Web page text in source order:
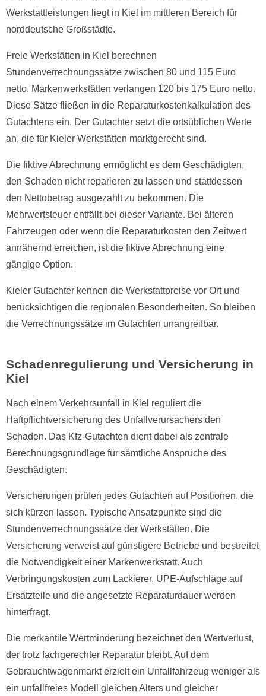
Werkstattleistungen liegt in Kiel im mittleren Bereich für
norddeutsche Großstädte.
Freie Werkstätten in Kiel berechnen
Stundenverrechnungssätze zwischen 80 und 115 Euro
netto. Markenwerkstätten verlangen 120 bis 175 Euro netto.
Diese Sätze fließen in die Reparaturkostenkalkulation des
Gutachtens ein. Der Gutachter setzt die ortsüblichen Werte
an, die für Kieler Werkstätten marktgerecht sind.
Die fiktive Abrechnung ermöglicht es dem Geschädigten,
den Schaden nicht reparieren zu lassen und stattdessen
den Nettobetrag ausgezahlt zu bekommen. Die
Mehrwertsteuer entfällt bei dieser Variante. Bei älteren
Fahrzeugen oder wenn die Reparaturkosten den Zeitwert
annähernd erreichen, ist die fiktive Abrechnung eine
gängige Option.
Kieler Gutachter kennen die Werkstattpreise vor Ort und
berücksichtigen die regionalen Besonderheiten. So bleiben
die Verrechnungssätze im Gutachten unangreifbar.
Schadenregulierung und Versicherung in
Kiel
Nach einem Verkehrsunfall in Kiel reguliert die
Haftpflichtversicherung des Unfallverursachers den
Schaden. Das Kfz-Gutachten dient dabei als zentrale
Berechnungsgrundlage für sämtliche Ansprüche des
Geschädigten.
Versicherungen prüfen jedes Gutachten auf Positionen, die
sich kürzen lassen. Typische Ansatzpunkte sind die
Stundenverrechnungssätze der Werkstätten. Die
Versicherung verweist auf günstigere Betriebe und bestreitet
die Notwendigkeit einer Markenwerkstatt. Auch
Verbringungskosten zum Lackierer, UPE-Aufschläge auf
Ersatzteile und die angesetzte Reparaturdauer werden
hinterfragt.
Die merkantile Wertminderung bezeichnet den Wertverlust,
der trotz fachgerechter Reparatur bleibt. Auf dem
Gebrauchtwagenmarkt erzielt ein Unfallfahrzeug weniger als
ein unfallfreies Modell gleichen Alters und gleicher